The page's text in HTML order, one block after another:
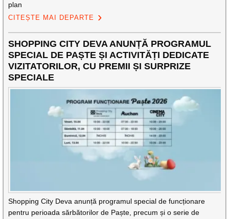
plan
CITEȘTE MAI DEPARTE
SHOPPING CITY DEVA ANUNȚĂ PROGRAMUL
SPECIAL DE PAȘTE ȘI ACTIVITĂȚI DEDICATE
VIZITATORILOR, CU PREMII ȘI SURPRIZE
SPECIALE
Shopping City Deva anunță programul special de funcționare
pentru perioada sărbătorilor de Paște, precum și o serie de